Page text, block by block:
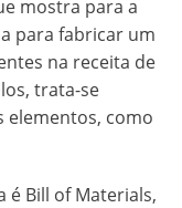
mostra para a
para fabricar um
na receita de
trata-se
elementos, como
é Bill of Materials,